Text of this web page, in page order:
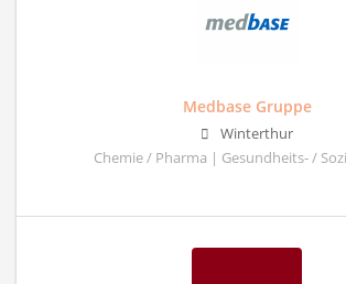
Medbase Gruppe
Winterthur
Chemie / Pharma | Gesundheits- /